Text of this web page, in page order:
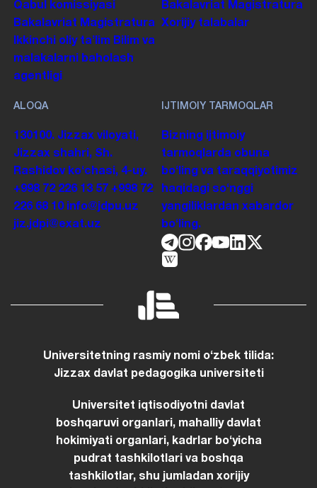
Qabul komissiyasi
Bakalavriat Magistratura
Ikkinchi oliy taʼlim Bilim va
malakalarni baholash
agentligi
Bakalavriat Magistratura
Xorijiy talabalar
ALOQA
130100. Jizzax viloyati,
Jizzax shahri, Sh.
Rashidov koʻchasi, 4-uy.
+998 72 226 13 57 +998 72
226 68 10
info@jdpu.uz
jiz.jdpi@exat.uz
IJTIMOIY TARMOQLAR
Bizning ijtimoiy
tarmoqlarda obuna
boʻling va taraqqiyotimiz
haqidagi soʻnggi
yangiliklardan xabardor
boʻling.
Universitetning rasmiy nomi oʻzbek tilida:
Jizzax davlat pedagogika universiteti
Universitet iqtisodiyotni davlat
boshqaruvi organlari, mahalliy davlat
hokimiyati organlari, kadrlar boʻyicha
pudrat tashkilotlari va boshqa
tashkilotlar, shu jumladan xorijiy